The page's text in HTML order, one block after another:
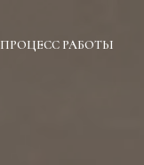
ПРОЦЕСС РАБОТЫ